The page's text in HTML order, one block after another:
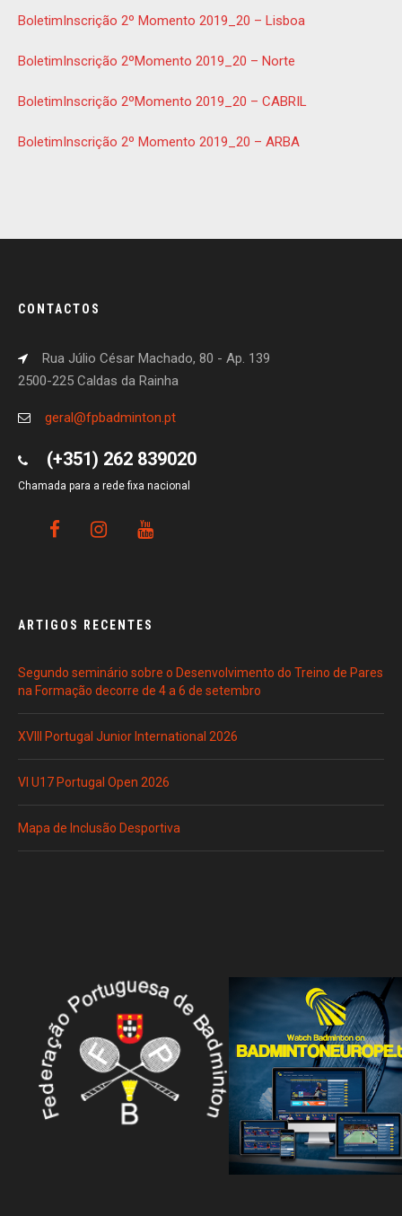
BoletimInscrição 2º Momento 2019_20 – Lisboa
BoletimInscrição 2ºMomento 2019_20 – Norte
BoletimInscrição 2ºMomento 2019_20 – CABRIL
BoletimInscrição 2º Momento 2019_20 – ARBA
CONTACTOS
Rua Júlio César Machado, 80 - Ap. 139
2500-225 Caldas da Rainha
geral@fpbadminton.pt
(+351) 262 839020
Chamada para a rede fixa nacional
ARTIGOS RECENTES
Segundo seminário sobre o Desenvolvimento do Treino de Pares
na Formação decorre de 4 a 6 de setembro
XVIII Portugal Junior International 2026
VI U17 Portugal Open 2026
Mapa de Inclusão Desportiva